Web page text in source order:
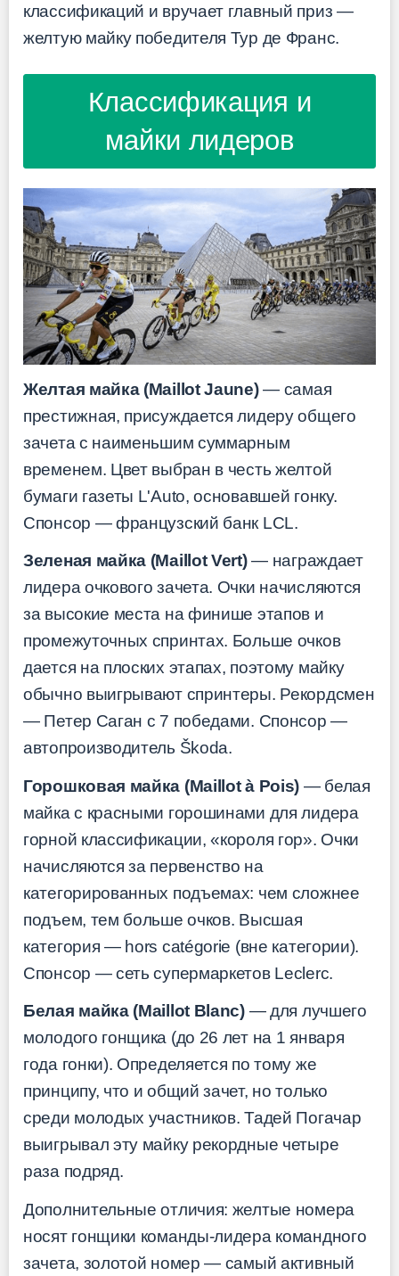
классификаций и вручает главный приз —
желтую майку победителя Тур де Франс.
Классификация и
майки лидеров
Желтая майка (Maillot Jaune)— самая
престижная, присуждается лидеру общего
зачета с наименьшим суммарным
временем. Цвет выбран в честь желтой
бумаги газеты L'Auto, основавшей гонку.
Спонсор — французский банк LCL.
Зеленая майка (Maillot Vert)— награждает
лидера очкового зачета. Очки начисляются
за высокие места на финише этапов и
промежуточных спринтах. Больше очков
дается на плоских этапах, поэтому майку
обычно выигрывают спринтеры. Рекордсмен
— Петер Саган с 7 победами. Спонсор —
автопроизводитель Škoda.
Горошковая майка (Maillot à Pois) — белая
майка с красными горошинами для лидера
горной классификации, «короля гор». Очки
начисляются за первенство на
категорированных подъемах: чем сложнее
подъем, тем больше очков. Высшая
категория — hors catégorie (вне категории).
Спонсор — сеть супермаркетов Leclerc.
Белая майка (Maillot Blanc)— для лучшего
молодого гонщика (до 26 лет на 1 января
года гонки). Определяется по тому же
принципу, что и общий зачет, но только
среди молодых участников. Тадей Погачар
выигрывал эту майку рекордные четыре
раза подряд.
Дополнительные отличия: желтые номера
носят гонщики команды-лидера командного
зачета, золотой номер — самый активный